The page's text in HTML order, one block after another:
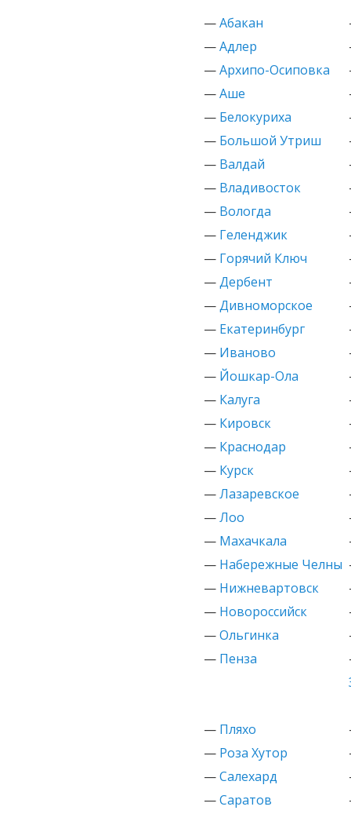
—Абакан
—Адлер
—Архипо-Осиповка
—Аше
— Белокуриха
— Большой Утриш
— Валдай
— Владивосток
— Вологда
— Геленджик
— Горячий Ключ
—Дербент
—Дивноморское
— Екатеринбург
— Иваново
— Йошкар-Ола
— Калуга
— Кировск
— Краснодар
— Курск
—Лазаревское
—Лоо
— Махачкала
— Набережные Челны
— Нижневартовск
— Новороссийск
—Ольгинка
— Пенза
— Пляхо
— Роза Хутор
—Салехард
—Саратов